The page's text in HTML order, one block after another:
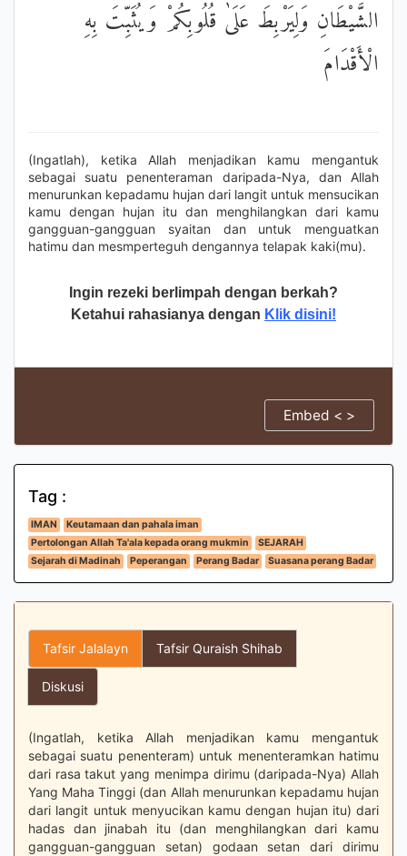
الشَّيْطَانِ وَلِيَرْبِطَ عَلَىٰ قُلُوبِكُمْ وَيُثَبِّتَ بِهِ
الْأَقْدَامَ
(Ingatlah), ketika Allah menjadikan kamu mengantuk
sebagai suatu penenteraman daripada-Nya, dan Allah
menurunkan kepadamu hujan dari langit untuk mensucikan
kamu dengan hujan itu dan menghilangkan dari kamu
gangguan-gangguan syaitan dan untuk menguatkan
hatimu dan mesmperteguh dengannya telapak kaki(mu).
Ingin rezeki berlimpah dengan berkah?
Ketahui rahasianya dengan Klik disini!
Embed < >
Tag :
IMAN
Keutamaan dan pahala iman
Pertolongan Allah Ta'ala kepada orang mukmin
SEJARAH
Sejarah di Madinah
Peperangan Perang Badar Suasana perang Badar
Tafsir Jalalayn Tafsir Quraish Shihab
Diskusi
(Ingatlah, ketika Allah menjadikan kamu mengantuk
sebagai suatu penenteram) untuk menenteramkan hatimu
dari rasa takut yang menimpa dirimu (daripada-Nya) Allah
Yang Maha Tinggi (dan Allah menurunkan kepadamu hujan
dari langit untuk menyucikan kamu dengan hujan itu) dari
hadas dan jinabah itu (dan menghilangkan dari kamu
gangguan-gangguan setan) godaan setan dari dirimu